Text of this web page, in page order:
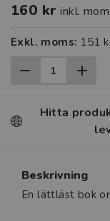
160 kr inkl.
Exkl. moms: 151
Hitta
Beskrivning
En lättläst bok